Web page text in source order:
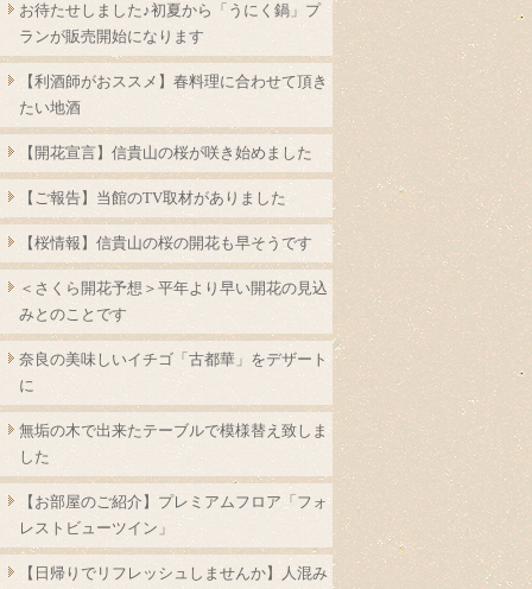
お待たせしました♪初夏から「うにく鍋」プ
ランが販売開始になります
【利酒師がおススメ】春料理に合わせて頂き
たい地酒
【開花宣言】信貴山の桜が咲き始めました
【ご報告】当館のTV取材がありました
【桜情報】信貴山の桜の開花も早そうです
＜さくら開花予想＞平年より早い開花の見込
みとのことです
奈良の美味しいイチゴ「古都華」をデザート
に
無垢の木で出来たテーブルで模様替え致しま
した
【お部屋のご紹介】プレミアムフロア「フォ
レストビューツイン」
【日帰りでリフレッシュしませんか】人混み